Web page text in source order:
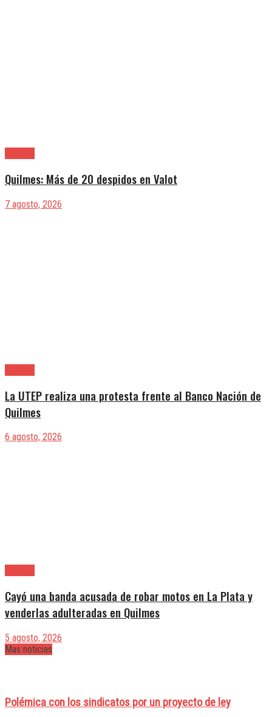
Quilmes: Más de 20 despidos en Valot
7 agosto, 2026
La UTEP realiza una protesta frente al Banco Nación de
Quilmes
6 agosto, 2026
Cayó una banda acusada de robar motos en La Plata y
venderlas adulteradas en Quilmes
5 agosto, 2026
Mas noticias
Polémica con los sindicatos por un proyecto de ley